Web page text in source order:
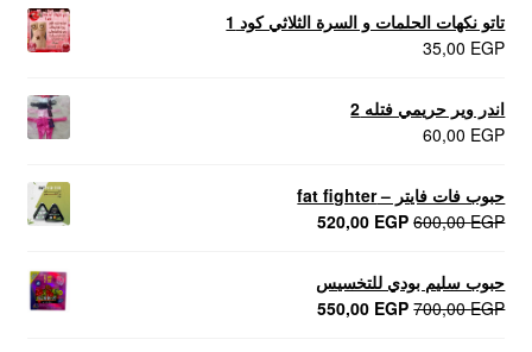
تاتو نكهات الحلمات و السرة الثلاثي كود 1
35,00 EGP
اندر وير حريمي فتله 2
60,00 EGP
حبوب فات فايتر – fat fighter
600,00EGP
السعر
600,00 EGP.
520,00 EGP
السعر
520,00 EGP.
حبوب سليم بودي للتخسيس
700,00EGP
السعر550,00 EGP
السعر